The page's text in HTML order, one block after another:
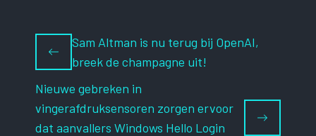
Sam Altman is nu terug bij OpenAI,
breek de champagne uit!
Nieuwe gebreken in
vingerafdruksensoren zorgen ervoor
dat aanvallers Windows Hello Login